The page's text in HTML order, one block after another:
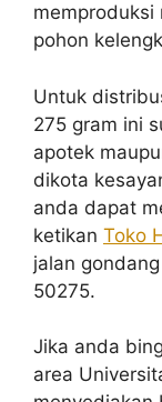
memproduksi
pohon
Untuk
275 gram ini
apotek
dikota
anda dapat
ketikan Toko
jalan
50275.
Jika anda
area